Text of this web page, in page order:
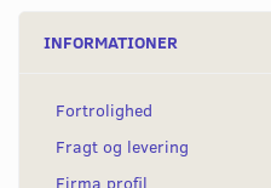
INFORMATIONER
Fortrolighed
Fragt og levering
Firma profil